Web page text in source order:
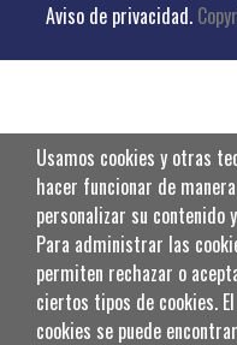
Aviso de privacidad.
Usamos cookies y otras
hacer funcionar de
personalizar su contenido
Para administrar las
permiten rechazar o
ciertos tipos de cookies.
cookies se puede